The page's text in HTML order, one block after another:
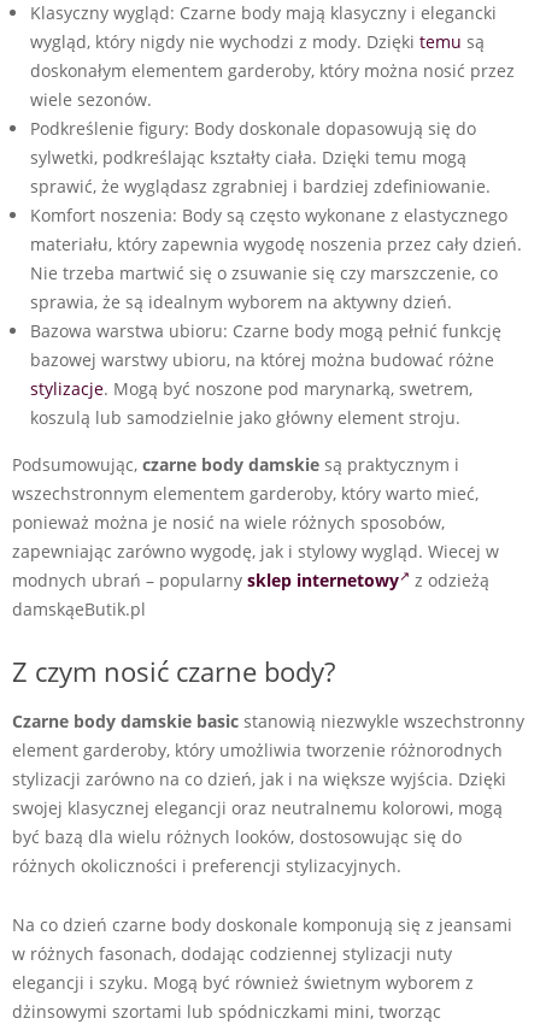
Klasyczny wygląd: Czarne body mają klasyczny i elegancki
wygląd, który nigdy nie wychodzi z mody. Dzięki temu są
doskonałym elementem garderoby, który można nosić przez
wiele sezonów.
Podkreślenie figury: Body doskonale dopasowują się do
sylwetki, podkreślając kształty ciała. Dzięki temu mogą
sprawić, że wyglądasz zgrabniej i bardziej zdefiniowanie.
Komfort noszenia: Body są często wykonane z elastycznego
materiału, który zapewnia wygodę noszenia przez cały dzień.
Nie trzeba martwić się o zsuwanie się czy marszczenie, co
sprawia, że są idealnym wyborem na aktywny dzień.
Bazowa warstwa ubioru: Czarne body mogą pełnić funkcję
bazowej warstwy ubioru, na której można budować różne
stylizacje. Mogą być noszone pod marynarką, swetrem,
koszulą lub samodzielnie jako główny element stroju.
Podsumowując, czarne body damskie są praktycznym i
wszechstronnym elementem garderoby, który warto mieć,
ponieważ można je nosić na wiele różnych sposobów,
zapewniając zarówno wygodę, jak i stylowy wygląd. Wiecej w
modnych ubrań – popularny sklep internetowy
z odzieżą
damskąeButik.pl
Z czym nosić czarne body?
Czarne body damskie basic stanowią niezwykle wszechstronny
element garderoby, który umożliwia tworzenie różnorodnych
stylizacji zarówno na co dzień, jak i na większe wyjścia. Dzięki
swojej klasycznej elegancji oraz neutralnemu kolorowi, mogą
być bazą dla wielu różnych looków, dostosowując się do
różnych okoliczności i preferencji stylizacyjnych.
Na co dzień czarne body doskonale komponują się z jeansami
w różnych fasonach, dodając codziennej stylizacji nuty
elegancji i szyku. Mogą być również świetnym wyborem z
dżinsowymi szortami lub spódniczkami mini, tworząc